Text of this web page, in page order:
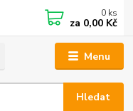
Menu
Hledat
0 ks
za 0,00 Kč